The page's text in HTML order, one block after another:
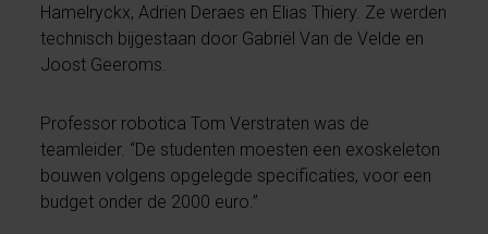
Hamelryckx, Adrien Deraes en Elias Thiery. Ze werden
technisch bijgestaan door Gabriël Van de Velde en
Joost Geeroms.
Professor robotica Tom Verstraten was de
teamleider. “De studenten moesten een exoskeleton
bouwen volgens opgelegde specificaties, voor een
budget onder de 2000 euro.”